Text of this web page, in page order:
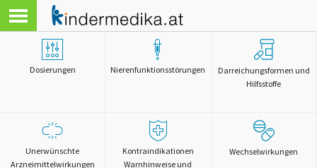
Dosierungen Nierenfunktionsstörungen
Darreichungsformen und
Hilfsstoffe
Unerwünschte
Arzneimittelwirkungen
Kontraindikationen
Warnhinweise und
Wechselwirkungen